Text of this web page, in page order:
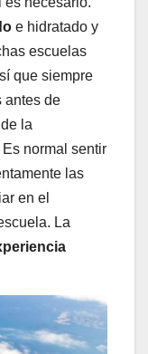
e hidratado y
escuelas
que siempre
antes de
la
Es normal sentir
las
en el
La